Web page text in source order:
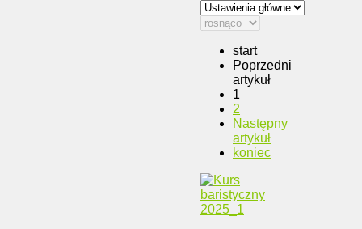
start
Poprzedni
artykuł
1
2
Następny
artykuł
koniec